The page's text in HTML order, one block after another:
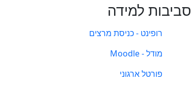
סביבות למידה
רופינט - כניסת מרצים
מודל - Moodle
פורטל ארגוני